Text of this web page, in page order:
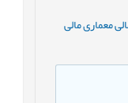
معماری مالی